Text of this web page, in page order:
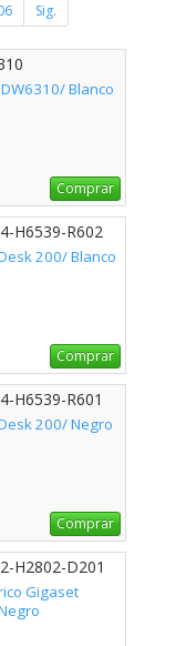
Sig.
Blanco
Comprar
H6539-R602
200/ Blanco
Comprar
H6539-R601
200/ Negro
Comprar
H2802-D201
Gigaset